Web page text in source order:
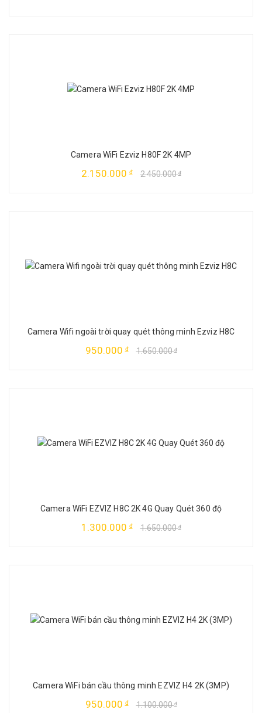
Camera WiFi Ezviz H80F 2K 4MP
2.150.000đ 2.450.000đ
Camera Wifi ngoài trời quay quét thông minh Ezviz H8C
950.000đ 1.650.000đ
Camera WiFi EZVIZ H8C 2K 4G Quay Quét 360 độ
1.300.000đ 1.650.000đ
Camera WiFi bán cầu thông minh EZVIZ H4 2K (3MP)
950.000đ 1.100.000đ